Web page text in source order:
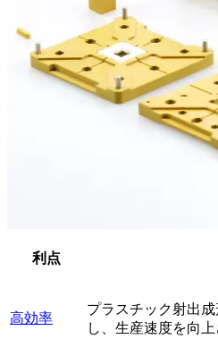
利点
高効率
プラスチック射出
し、生産速度を向上